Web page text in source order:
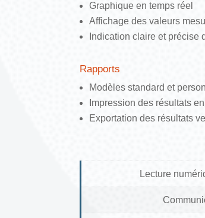
Graphique en temps réel
Affichage des valeurs
Indication claire et précise
Rapports
Modèles standard et
Impression des résultats
Exportation des résultats
Lecture